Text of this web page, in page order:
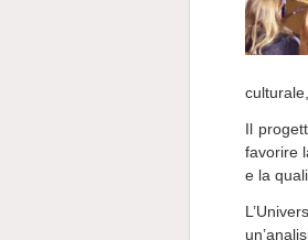
Il
favorire
e la